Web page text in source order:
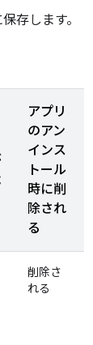
存します。
アプリ
のアン
インス
トール
時に削
除され
る
削除さ
れる